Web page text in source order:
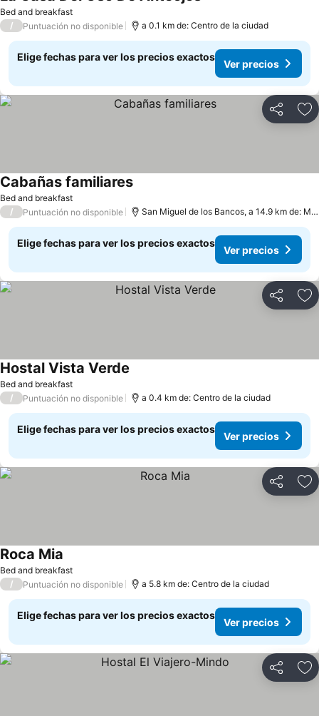
Bed and breakfast
/ Puntuación no disponible a 0.1 km de: Centro de la ciudad
Elige fechas para ver los precios exactos
Ver precios
Compartir
Bed and breakfast
Cabañas familiares
/ Puntuación no disponible San Miguel de los Bancos, a 14.9 km de: Mindo
Elige fechas para ver los precios exactos
Ver precios
Compartir
Bed and breakfast
Hostal Vista Verde
/ Puntuación no disponible a 0.4 km de: Centro de la ciudad
Elige fechas para ver los precios exactos
Ver precios
Compartir
Bed and breakfast
Roca Mia
/ Puntuación no disponible a 5.8 km de: Centro de la ciudad
Elige fechas para ver los precios exactos
Ver precios
Compartir